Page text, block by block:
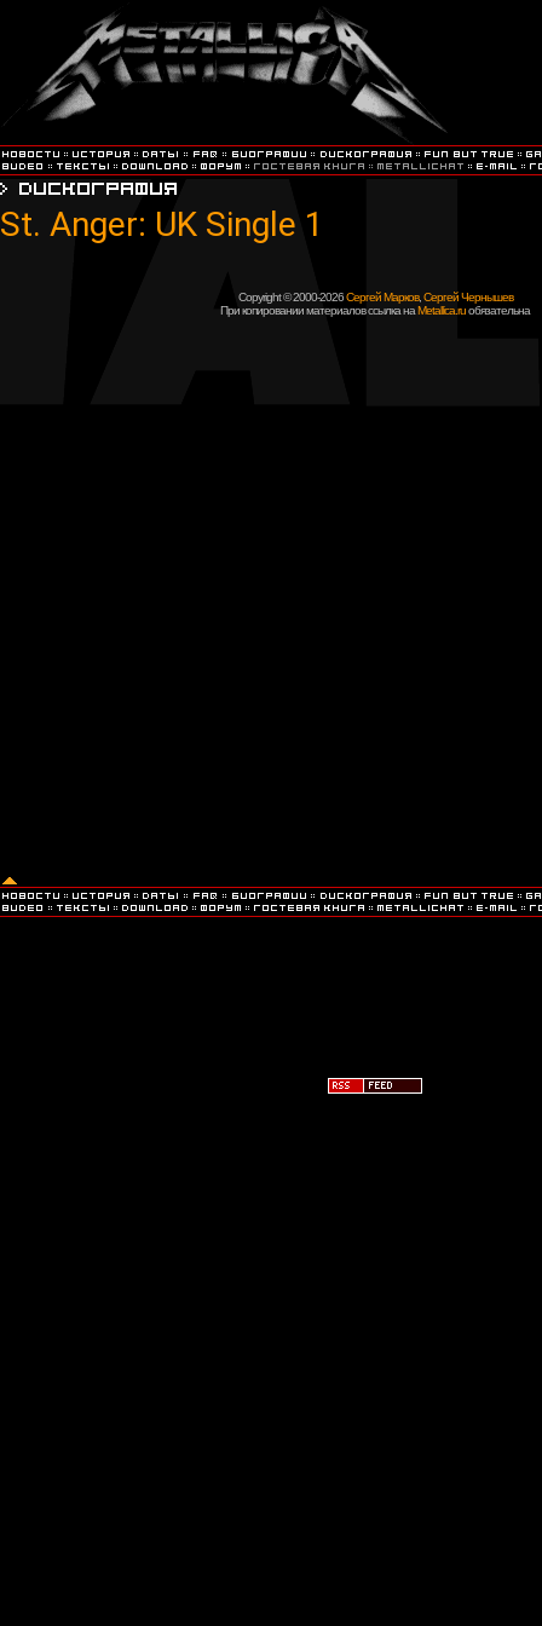
St. Anger: UK Single 1
Copyright © 2000-2026Сергей Марков, Сергей Чернышев
При копировании материалов ссылка наMetallica.ruобязательна